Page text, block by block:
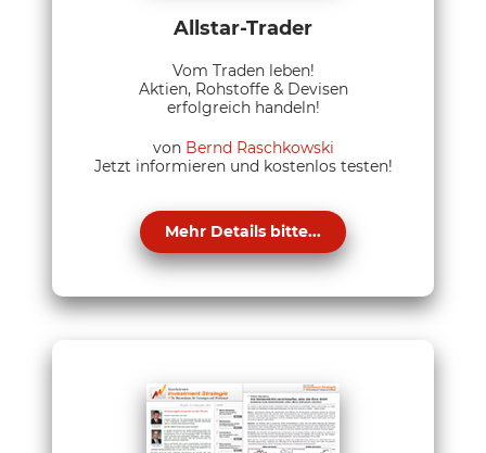
Allstar-Trader
Vom Traden leben!
Aktien, Rohstoffe & Devisen
erfolgreich handeln!
von Bernd Raschkowski
Jetzt informieren und kostenlos testen!
Mehr Details bitte...